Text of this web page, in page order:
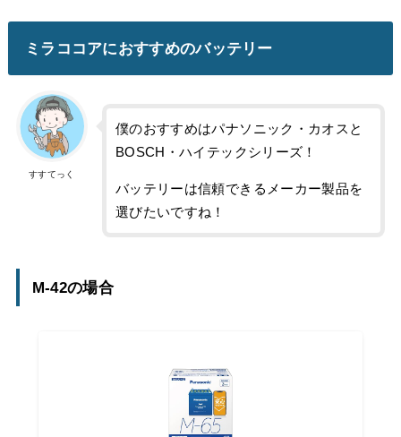
ミラココアにおすすめのバッテリー
すすてっく
僕のおすすめはパナソニック・カオスと
BOSCH・ハイテックシリーズ！
バッテリーは信頼できるメーカー製品を
選びたいですね！
M-42の場合